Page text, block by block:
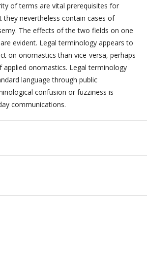
of terms are vital prerequisites for
they nevertheless contain cases of
The effects of the two fields on one
evident. Legal terminology appears to
on onomastics than vice-versa, perhaps
onomastics. Legal terminology
language through public
confusion or fuzziness is
communications.